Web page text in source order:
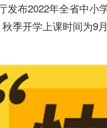
发布2022年全省中
季开学上课时间为9